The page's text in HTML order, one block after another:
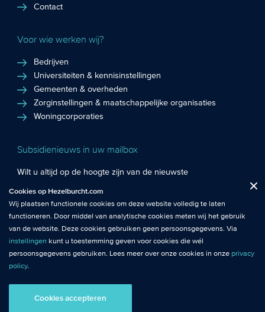
Contact
Voor wie werken wij?
Bedrijven
Universiteiten & kennisinstellingen
Gemeenten & overheden
Zorginstellingen & maatschappelijke organisaties
Woningcorporaties
Subsidienieuws in uw mailbox
Wilt u altijd op de hoogte zijn van de nieuwste
voor de Hezelburcht Subsidienieuwsbrief!
Inschrijven nieuwsbrief
AI statement Algemene Voorwaarden
noodzakelijk om de website goed te laten werken.
Analytische cookies
: Met analytische cookies meten wij het gebruik van
de website. Zo krijgen wij beter inzicht in het functioneren van de
website.
Cookies op Hezelburcht.com
Wij plaatsen functionele cookies om deze website volledig te laten
functioneren. Door middel van analytische cookies meten wij het gebruik
van de website. Deze cookies gebruiken geen persoonsgegevens. Via
instellingen kunt u toestemming geven voor cookies die wél
persoonsgegevens gebruiken. Lees meer over onze cookies in onze privacy
policy.
Cookies accepteren